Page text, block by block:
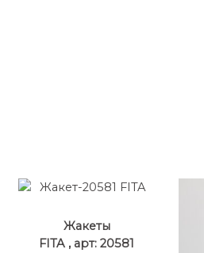
Жакеты
FITA , арт: 20581